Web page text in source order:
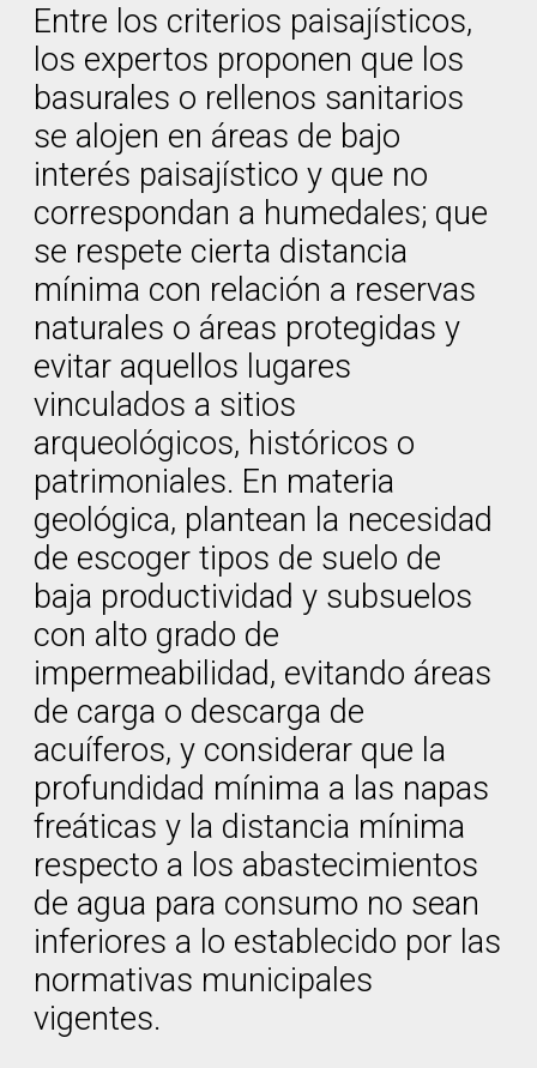
Entre los criterios paisajísticos,
los expertos proponen que los
basurales o rellenos sanitarios
se alojen en áreas de bajo
interés paisajístico y que no
correspondan a humedales; que
se respete cierta distancia
mínima con relación a reservas
naturales o áreas protegidas y
evitar aquellos lugares
vinculados a sitios
arqueológicos, históricos o
patrimoniales. En materia
geológica, plantean la necesidad
de escoger tipos de suelo de
baja productividad y subsuelos
con alto grado de
impermeabilidad, evitando áreas
de carga o descarga de
acuíferos, y considerar que la
profundidad mínima a las napas
freáticas y la distancia mínima
respecto a los abastecimientos
de agua para consumo no sean
inferiores a lo establecido por las
normativas municipales
vigentes.